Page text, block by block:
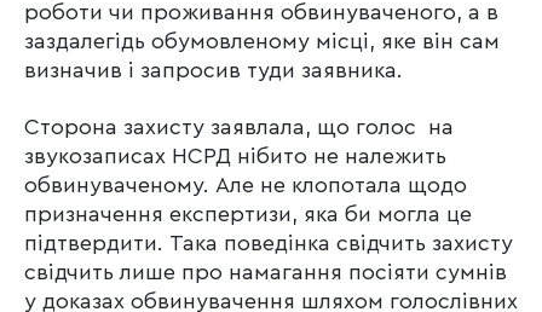
роботи чи проживання обвинуваченого, а в
заздалегідь обумовленому місці, яке він сам
визначив і запросив туди заявника.
Сторона захисту заявлала, що голос на
звукозаписах НСРД нібито не належить
обвинуваченому. Але не клопотала щодо
призначення експертизи, яка би могла це
підтвердити. Така поведінка свідчить захисту
свідчить лише про намагання посіяти сумнів
у доказах обвинувачення шляхом голослівних